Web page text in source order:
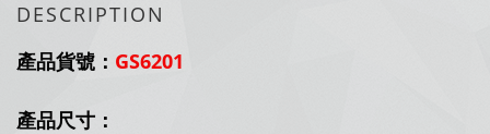
DESCRIPTION
產品貨號： GS6201
產品尺寸 ：